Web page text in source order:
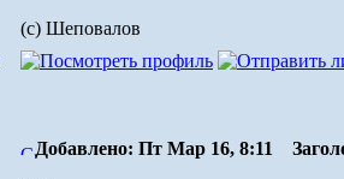
(с) Шеповалов
Добавлено: Пт Мар 16, 8:11